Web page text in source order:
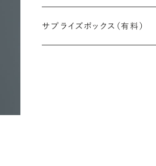
ことができます。注文前だけでな
サプライズボックス（有料）